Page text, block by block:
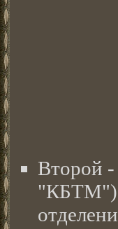
Второй
"КБТМ")